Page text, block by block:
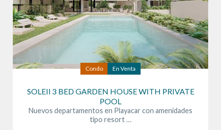
Condo En Venta
SOLEII 3 BED GARDEN HOUSE WITH PRIVATE
POOL
Nuevos departamentos en Playacar con amenidades
tipo resort …